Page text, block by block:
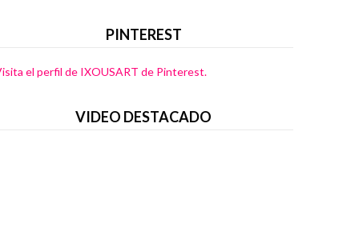
PINTEREST
el perfil de IXOUSART de Pinterest.
VIDEO DESTACADO